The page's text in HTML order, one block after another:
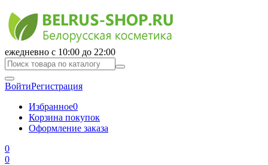
ежедневно с 10:00 до 22:00
ВойтиРегистрация
Избранное0
Корзина покупок
Оформление заказа
0
0